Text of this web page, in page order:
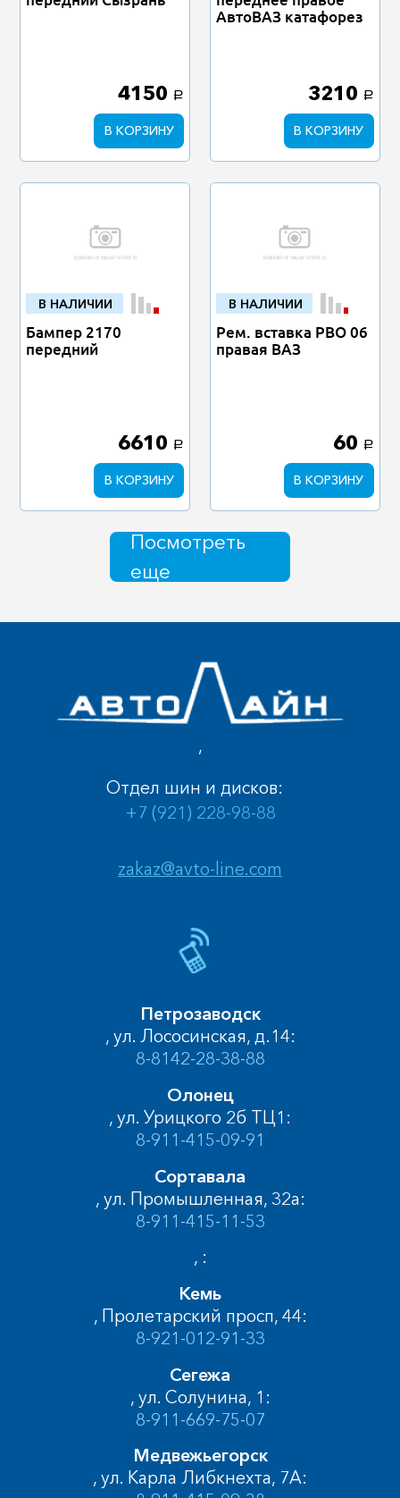
4150 a
В КОРЗИНУ
АвтоВАЗ катафорез
3210 a
В КОРЗИНУ
В НАЛИЧИИ
Бампер 2170
передний
6610 a
В КОРЗИНУ
В НАЛИЧИИ
Рем. вставка РВО 06
правая ВАЗ
60 a
В КОРЗИНУ
Посмотреть
еще
,
zakaz@avto-line.com
Отдел шин и дисков:
+7 (921) 228-98-88
Петрозаводск
, ул. Лососинская, д.14:
8-8142-28-38-88
Олонец
, ул. Урицкого 2б ТЦ1:
8-911-415-09-91
Сортавала
, ул. Промышленная, 32а:
8-911-415-11-53
, :
Кемь
, Пролетарский просп, 44:
8-921-012-91-33
Сегежа
, ул. Солунина, 1:
8-911-669-75-07
Медвежьегорск
, ул. Карла Либкнехта, 7А: